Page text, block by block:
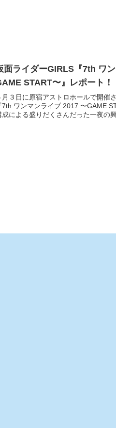
面ライダーGIRLS『7th ワ
START〜』レポート！
月３日に原宿アストロホールで開催
7th ワンマンライブ 2017 〜GAME
成による盛りだくさんだった一夜の